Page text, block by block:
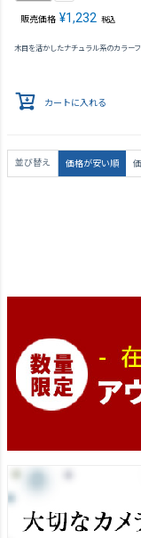
販売価格 ¥1,232 税込
木目を活かしたナチュラル系のカラー
カートに入れる
並び替え 価格が安い順